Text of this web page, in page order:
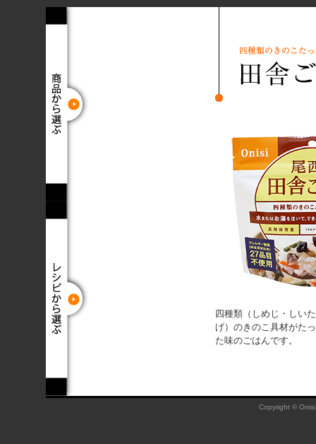
四種類（しめじ・しい
げ）のきのこ具材がた
た味のごはんです。
Copyright ©